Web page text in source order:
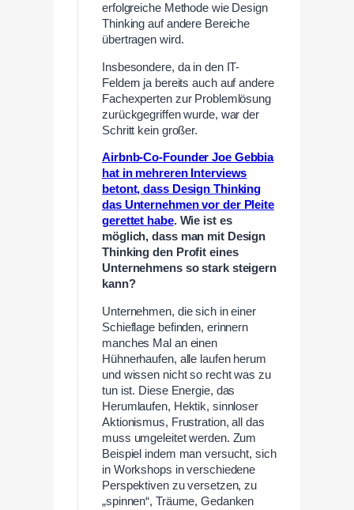
erfolgreiche Methode wie Design
Thinking auf andere Bereiche
übertragen wird.
Insbesondere, da in den IT-
Feldern ja bereits auch auf andere
Fachexperten zur Problemlösung
zurückgegriffen wurde, war der
Schritt kein großer.
Airbnb-Co-Founder Joe Gebbia
hat in mehreren Interviews
betont, dass Design Thinking
das Unternehmen vor der Pleite
gerettet habe. Wie ist es
möglich, dass man mit Design
Thinking den Profit eines
Unternehmens so stark steigern
kann?
Unternehmen, die sich in einer
Schieflage befinden, erinnern
manches Mal an einen
Hühnerhaufen, alle laufen herum
und wissen nicht so recht was zu
tun ist. Diese Energie, das
Herumlaufen, Hektik, sinnloser
Aktionismus, Frustration, all das
muss umgeleitet werden. Zum
Beispiel indem man versucht, sich
in Workshops in verschiedene
Perspektiven zu versetzen, zu
„spinnen“, Träume, Gedanken